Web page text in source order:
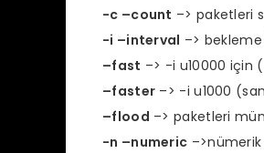
-c –count –> paketleri
-i –interval –>
–fast –> -i u10000 için
–faster –> -i u1000
–flood –>paketleri
-n –numeric –>nümerik